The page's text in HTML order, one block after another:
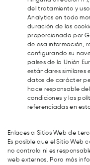
del tratamiento y
Analytics en todo
duración de las
proporcionada por
de esa información,
configurando su
países de la Unión
estándares similares
datos de carácter
hace responsable
condiciones y las
referenciadas en
Enlaces a Sitios Web de
Es posible que el Sitio Web
no controla ni es
web externos. Para más